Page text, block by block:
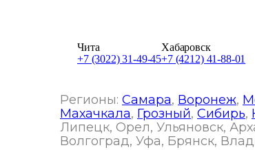
Чита
+7 (3022) 31-49-45
Хабаровск
+7 (4212) 41-88-01
Регионы: Самара, Воронеж,
Махачкала, Грозный, Сибирь,
Липецк, Орел, Ульяновск,
Волгоград, Уфа, Брянск,